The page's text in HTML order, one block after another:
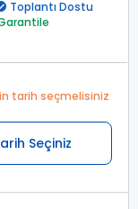
Toplantı Dostu
tarih seçmelisiniz
Seçiniz